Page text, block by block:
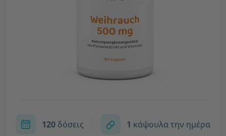
120 δόσεις 1 κάψουλα την ημέρα